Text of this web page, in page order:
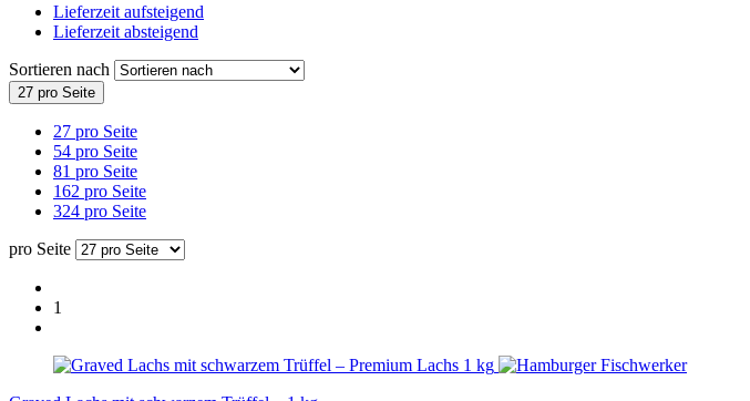
Lieferzeit aufsteigend
Lieferzeit absteigend
Sortieren nach
27 pro Seite
27 pro Seite
54 pro Seite
81 pro Seite
162 pro Seite
324 pro Seite
pro Seite
1